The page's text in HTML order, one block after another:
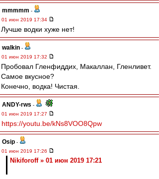
mmmmm -
01 июн 2019 17:34
Лучше водки хуже нет!
walkin -
01 июн 2019 17:32
Пробовал Гленфиддих, Макаллан, Гленливет.
Самое вкусное?
Конечно, водка! Чистая.
ANDY-rws -
01 июн 2019 17:27
https://youtu.be/kNs8VOO8Qpw
Osip -
01 июн 2019 17:26
Nikiforoff » 01 июн 2019 17:21